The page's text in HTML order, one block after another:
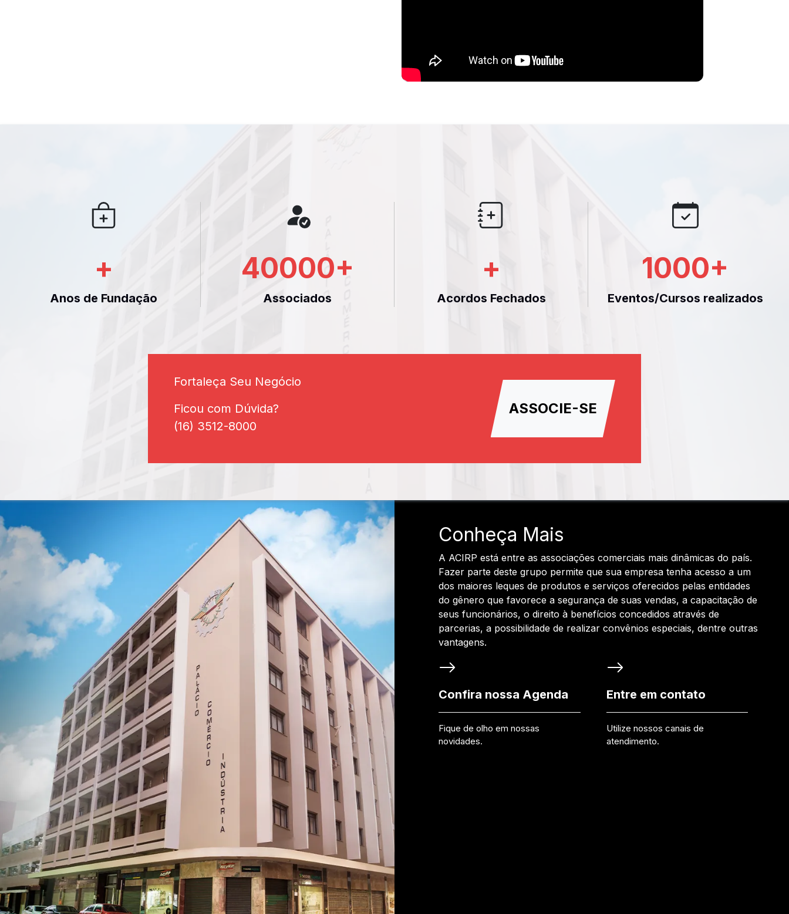
+
Anos de Fundação
40000+
Associados
+
Acordos Fechados
1000+
Eventos/Cursos realizados
Fortaleça Seu Negócio
Ficou com Dúvida?
(16) 3512-8000
ASSOCIE-SE
Conheça Mais
A ACIRP está entre as associações comerciais mais dinâmicas do país.
Fazer parte deste grupo permite que sua empresa tenha acesso a um
dos maiores leques de produtos e serviços oferecidos pelas entidades
do gênero que favorece a segurança de suas vendas, a capacitação de
seus funcionários, o direito à benefícios concedidos através de
parcerias, a possibilidade de realizar convênios especiais, dentre outras
vantagens.
Confira nossa Agenda
Fique de olho em nossas
novidades.
Entre em contato
Utilize nossos canais de
atendimento.